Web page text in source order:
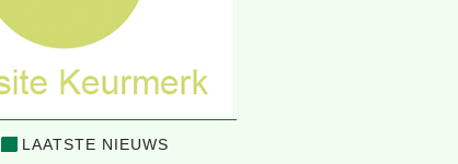
LAATSTE NIEUWS